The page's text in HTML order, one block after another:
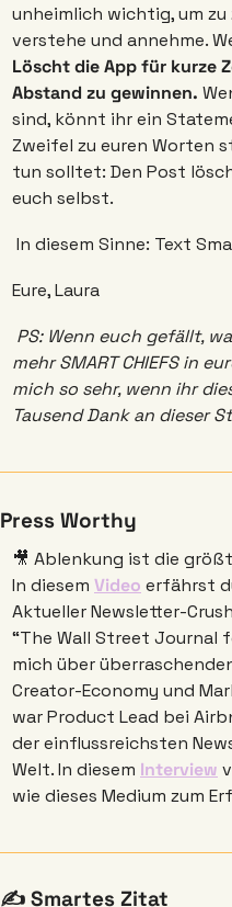
unheimlich wichtig, um
verstehe und annehme.
Löscht die App für kurze
Abstand zu gewinnen.
sind, könnt ihr ein
Zweifel zu euren Worten
tun solltet: Den Post
euch selbst.
In diesem Sinne: Text
Eure, Laura
PS: Wenn euch gefällt,
mehr SMART CHIEFS in
mich so sehr, wenn ihr
Tausend Dank an dieser
Press Worthy
🎥 Ablenkung ist die
In diesem Video erfährst
Aktueller Newsletter-
“The Wall Street Journal
mich über
Creator-Economy und
war Product Lead bei
der einflussreichsten
Welt. In diesem Interview
wie dieses Medium zum
✍️ Smartes Zitat